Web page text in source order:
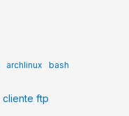
archlinux bash
cliente ftp